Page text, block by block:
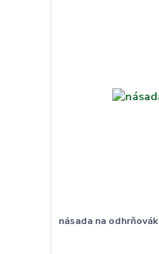
násada na odhrňovák